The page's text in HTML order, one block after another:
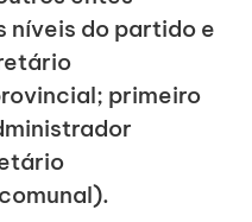
níveis do partido e
primeiro